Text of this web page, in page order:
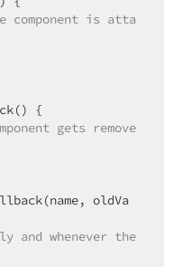
component is atta
gets remove
whenever the